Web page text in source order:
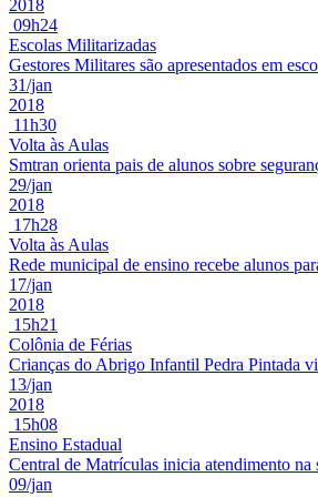
2018
09h24
Escolas Militarizadas
Gestores Militares são apresentados em
31/jan
2018
11h30
Volta às Aulas
Smtran orienta pais de alunos sobre
29/jan
2018
17h28
Volta às Aulas
Rede municipal de ensino recebe alunos
17/jan
2018
15h21
Colônia de Férias
Crianças do Abrigo Infantil Pedra Pintada
13/jan
2018
15h08
Ensino Estadual
Central de Matrículas inicia atendimento na
09/jan